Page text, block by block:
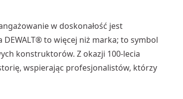
w doskonałość jest
DEWALT® to więcej niż marka; to symbol
konstruktorów. Z okazji 100-lecia
wspierając profesjonalistów, którzy